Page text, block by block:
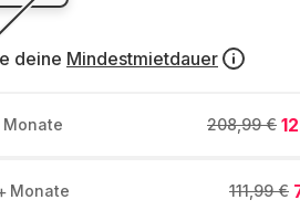
deine Mindestmietdauer
Monate 208,99 €
Monate 111,99 €